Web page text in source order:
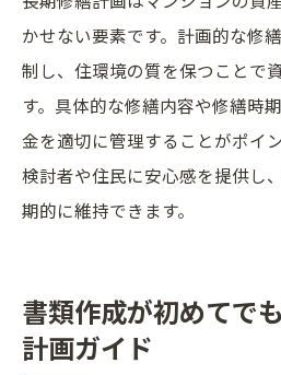
かせない要素です。計画的な修
制し、住環境の質を保つことで
す。具体的な修繕内容や修繕時
金を適切に管理することがポイ
検討者や住民に安心感を提供し
期的に維持できます。
書類作成が初めてで
計画ガイド